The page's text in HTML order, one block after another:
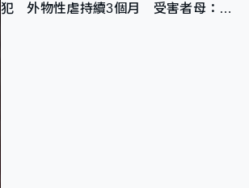
犯 外物性虐持續3個月 受害者母：要